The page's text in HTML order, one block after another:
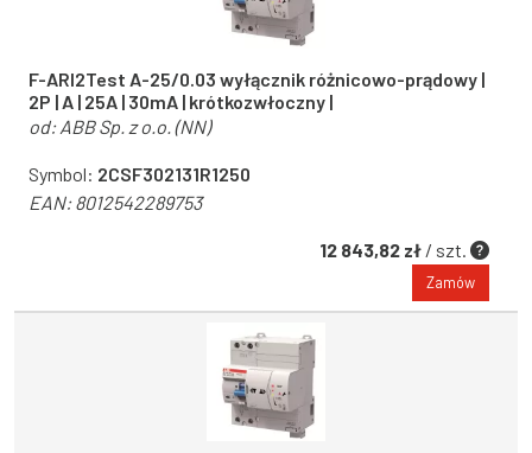
F-ARI2Test A-25/0.03 wyłącznik różnicowo-prądowy |
2P | A | 25A | 30mA | krótkozwłoczny |
od: ABB Sp. z o.o. (NN)
Symbol: 2CSF302131R1250
EAN:8012542289753
12 843,82 zł / szt.
Zamów